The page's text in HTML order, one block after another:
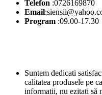
Telefon :0726169870
Email
Program :09.00-17.30
Suntem dedicati
calitatea produsele pe
informatii, nu ezitati să